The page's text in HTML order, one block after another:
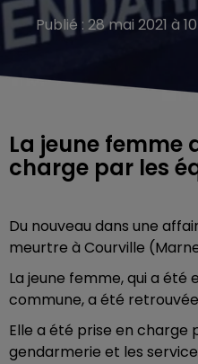
Publié : 28 mai 2021 à
La jeune femme
charge par les
Du nouveau dans une
meurtre à Courville
La jeune femme, qui a été
commune, a été
Elle a été prise en charge
gendarmerie et les